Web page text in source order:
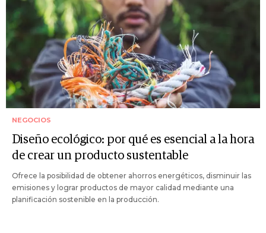
NEGOCIOS
Diseño ecológico: por qué es esencial a la hora
de crear un producto sustentable
Ofrece la posibilidad de obtener ahorros energéticos, disminuir las
emisiones y lograr productos de mayor calidad mediante una
planificación sostenible en la producción.